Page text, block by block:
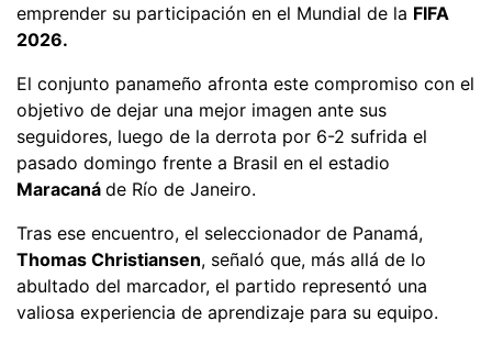
emprender su participación en el Mundial de la FIFA
2026.
El conjunto panameño afronta este compromiso con el
objetivo de dejar una mejor imagen ante sus
seguidores, luego de la derrota por 6-2 sufrida el
pasado domingo frente a Brasil en el estadio
Maracaná de Río de Janeiro.
Tras ese encuentro, el seleccionador de Panamá,
Thomas Christiansen, señaló que, más allá de lo
abultado del marcador, el partido representó una
valiosa experiencia de aprendizaje para su equipo.